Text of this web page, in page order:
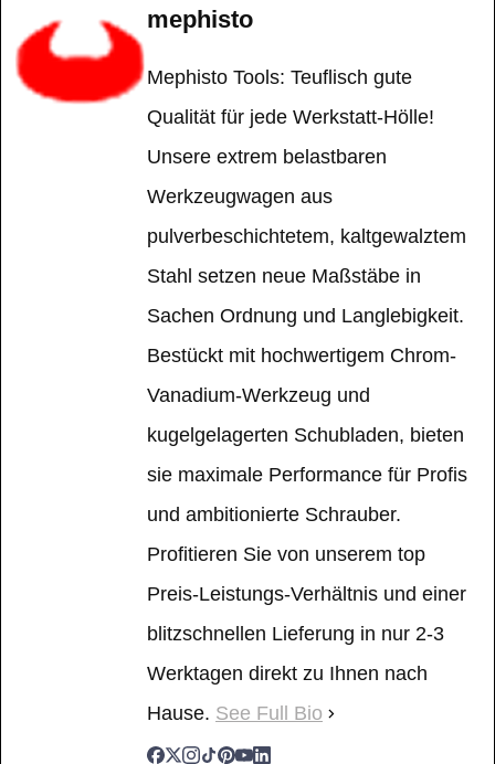
mephisto
Mephisto Tools: Teuflisch gute
Qualität für jede Werkstatt-Hölle!
Unsere extrem belastbaren
Werkzeugwagen aus
pulverbeschichtetem, kaltgewalztem
Stahl setzen neue Maßstäbe in
Sachen Ordnung und Langlebigkeit.
Bestückt mit hochwertigem Chrom-
Vanadium-Werkzeug und
kugelgelagerten Schubladen, bieten
sie maximale Performance für Profis
und ambitionierte Schrauber.
Profitieren Sie von unserem top
Preis-Leistungs-Verhältnis und einer
blitzschnellen Lieferung in nur 2-3
Werktagen direkt zu Ihnen nach
Hause. See Full Bio